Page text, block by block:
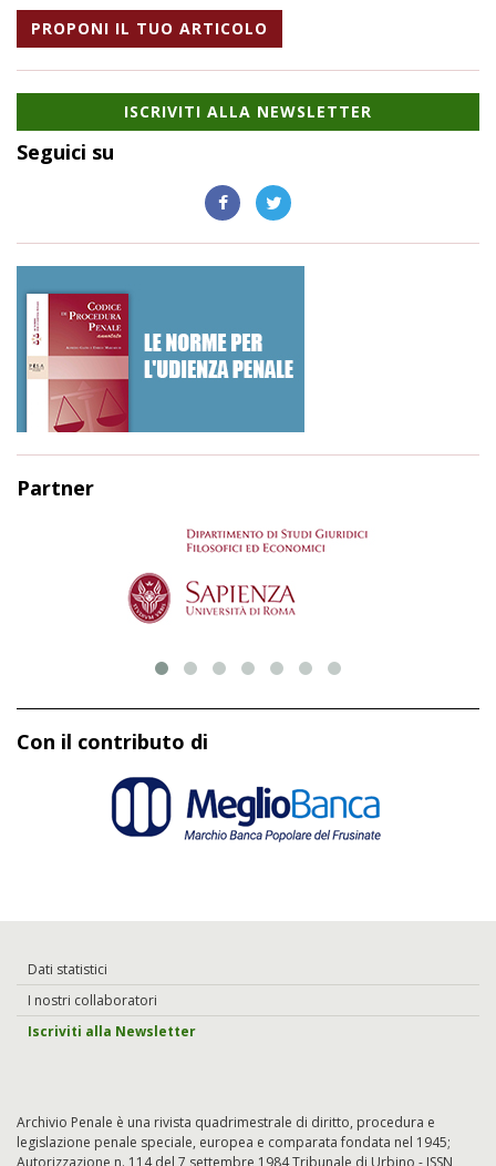
PROPONI IL TUO ARTICOLO
ISCRIVITI ALLA NEWSLETTER
Seguici su
Partner
Con il contributo di
Dati statistici
I nostri collaboratori
Iscriviti alla Newsletter
Archivio Penale è una rivista quadrimestrale di diritto, procedura e
legislazione penale speciale, europea e comparata fondata nel 1945;
Autorizzazione n. 114 del 7 settembre 1984 Tribunale di Urbino - ISSN